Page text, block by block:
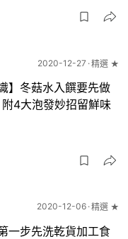
2020-12-27 精選 ★
】冬菇水入饌要先做
4大泡發妙招留鮮味
2020-12-06 精選 ★
一步先洗乾貨加工食